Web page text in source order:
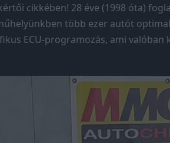
cikkében! 28 éve (1998 óta)
több ezer autót
ECU-programozás, ami